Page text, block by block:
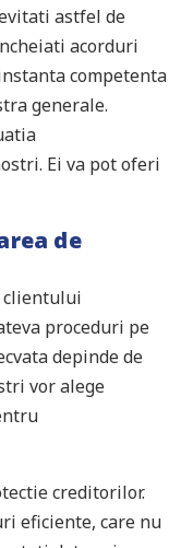
astfel de
acorduri
competenta
generale.
Ei va pot oferi
de
clientului
proceduri pe
depinde de
vor alege
creditorilor.
eficiente, care nu